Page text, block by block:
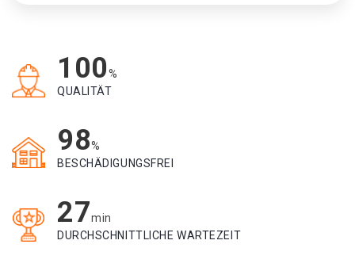
100%
QUALITÄT
98%
BESCHÄDIGUNGSFREI
27min
DURCHSCHNITTLICHE WARTEZEIT